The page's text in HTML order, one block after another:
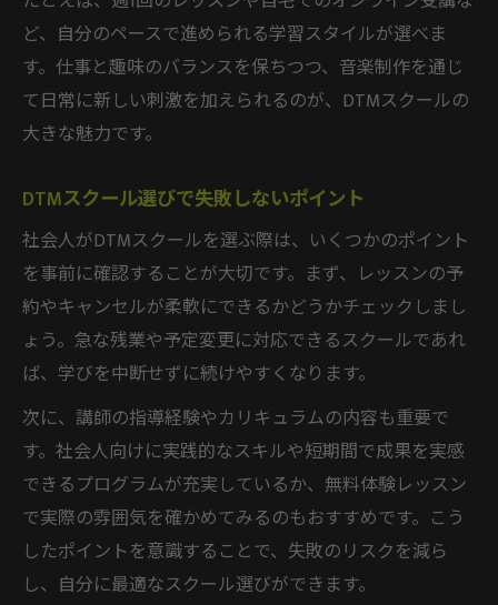
ど、自分のペースで進められる学習スタイルが選べま
す。仕事と趣味のバランスを保ちつつ、音楽制作を通じ
て日常に新しい刺激を加えられるのが、DTMスクールの
大きな魅力です。
DTMスクール選びで失敗しないポイント
社会人がDTMスクールを選ぶ際は、いくつかのポイント
を事前に確認することが大切です。まず、レッスンの予
約やキャンセルが柔軟にできるかどうかチェックしまし
ょう。急な残業や予定変更に対応できるスクールであれ
ば、学びを中断せずに続けやすくなります。
次に、講師の指導経験やカリキュラムの内容も重要で
す。社会人向けに実践的なスキルや短期間で成果を実感
できるプログラムが充実しているか、無料体験レッスン
で実際の雰囲気を確かめてみるのもおすすめです。こう
したポイントを意識することで、失敗のリスクを減ら
し、自分に最適なスクール選びができます。